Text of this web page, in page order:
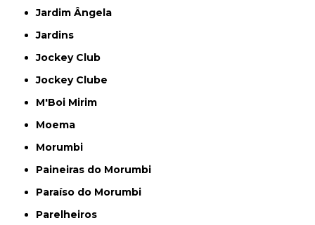
Jardim Ângela
Jardins
Jockey Club
Jockey Clube
M'Boi Mirim
Moema
Morumbi
Paineiras do Morumbi
Paraíso do Morumbi
Parelheiros